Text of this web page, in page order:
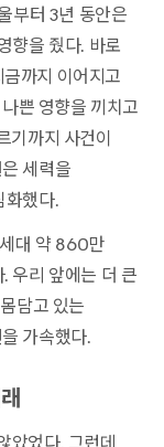
부터 3년 동안은
향을 줬다. 바로
까지 이어지고
쁜 영향을 끼치고
까지 사건이
세력을
화했다.
대 약 860만
우리 앞에는 더 큰
담고 있는
가속했다.